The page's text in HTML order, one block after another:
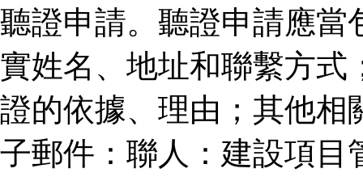
聽證申請。聽證申請應當
實姓名、地址和聯繫方式
證的依據、理由；其他相
子郵件：聯人：建設項目